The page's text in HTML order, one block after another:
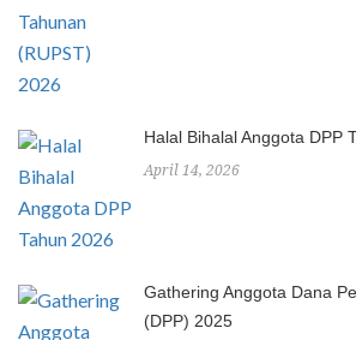
Halal Bihalal Anggota DPP
April 14, 2026
Gathering Anggota Dana
(DPP) 2025